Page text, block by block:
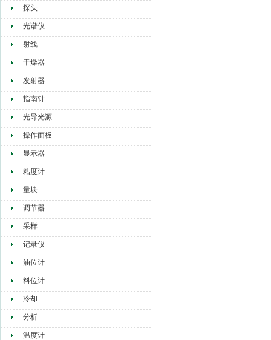
探头
光谱仪
射线
干燥器
发射器
指南针
光导光源
操作面板
显示器
粘度计
量块
调节器
采样
记录仪
油位计
料位计
冷却
分析
温度计